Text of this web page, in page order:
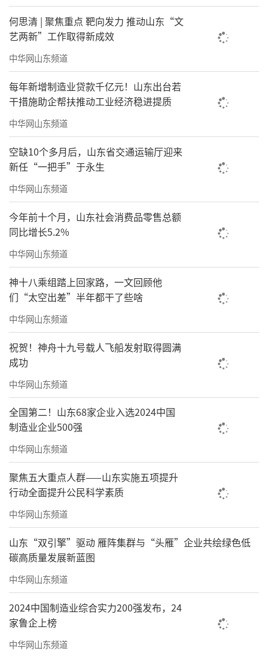
何思清 | 聚焦重点 靶向发力 推动山东“文
艺两新”工作取得新成效
中华网山东频道
每年新增制造业贷款千亿元！山东出台若
干措施助企帮扶推动工业经济稳进提质
中华网山东频道
空缺10个多月后，山东省交通运输厅迎来
新任“一把手”于永生
中华网山东频道
今年前十个月，山东社会消费品零售总额
同比增长5.2%
中华网山东频道
神十八乘组踏上回家路，一文回顾他
们“太空出差”半年都干了些啥
中华网山东频道
祝贺！神舟十九号载人飞船发射取得圆满
成功
中华网山东频道
全国第二！山东68家企业入选2024中国
制造业企业500强
中华网山东频道
聚焦五大重点人群——山东实施五项提升
行动全面提升公民科学素质
中华网山东频道
山东“双引擎”驱动 雁阵集群与“头雁”企业共绘绿色低
碳高质量发展新蓝图
中华网山东频道
2024中国制造业综合实力200强发布，24
家鲁企上榜
中华网山东频道